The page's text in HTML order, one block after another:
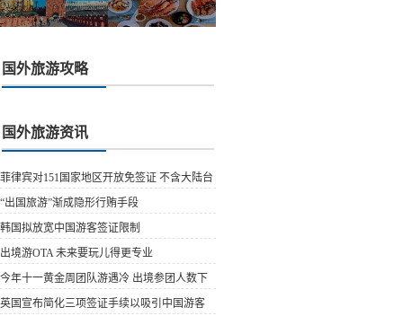
国外旅游攻略
国外旅游资讯
菲律宾对151国家地区开放免签证 不含大陆台
湾
“出国旅游”渐成隐形行贿手段
韩国拟放宽中国游客签证限制
出境游OTA 未来要玩儿得更专业
今年十一黄金周团队游遇冷 出境参团人数下
降明显
英国宣布简化三项签证手续以吸引中国游客